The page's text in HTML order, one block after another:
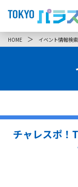
HOME ＞ イベント情報検索
チャレスポ